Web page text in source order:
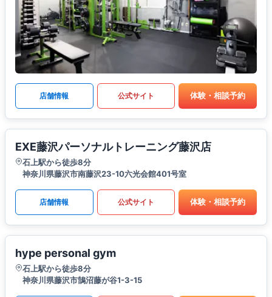
店舗情報 公式サイト 体験・相談予約
EXE藤沢パーソナルトレーニング藤沢店
石上駅から徒歩8分
神奈川県藤沢市南藤沢23-10六光会館401号室
店舗情報 公式サイト 体験・相談予約
hype personal gym
石上駅から徒歩8分
神奈川県藤沢市鵠沼藤が谷1-3-15